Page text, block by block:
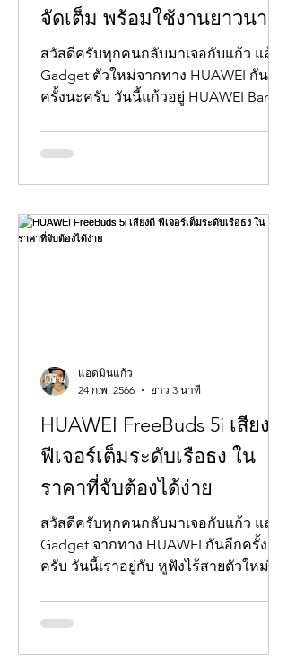
จัดเต็ม พร้อมใช้งานยาวนาน
14 วัน
สวัสดีครับทุกคนกลับมาเจอกับแก้ว แล้วก็
Gadget ตัวใหม่จากทาง HUAWEI กันอีก
ครั้งนะครับ วันนี้แก้วอยู่ HUAWEI Band
HUAWEI FreeBuds 5i เสียงดี
ฟีเจอร์เต็มระดับเรือธง ใน
ราคาที่จับต้องได้ง่าย
สวัสดีครับทุกคนกลับมาเจอกับแก้ว และ
Gadget จากทาง HUAWEI กันอีกครั้งนะ
ครับ วันนี้เราอยู่กับ หูฟังไร้สายตัวใหม่ใน
แอดมินแก้ว
24 ก.พ. 2566
ยาว 3 นาที